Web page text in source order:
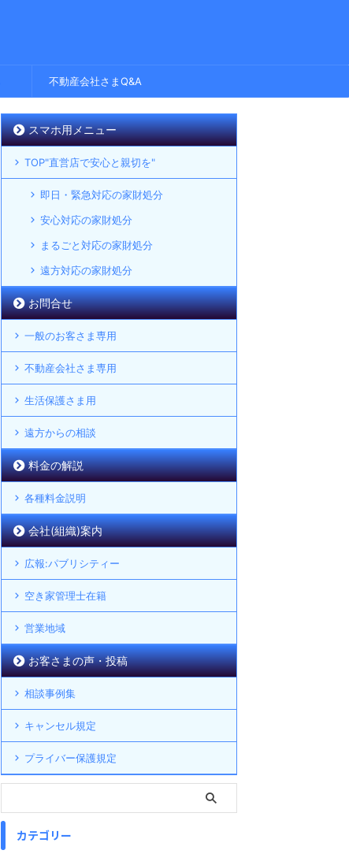
不動産会社さまQ&A
スマホ用メニュー
TOP"直営店で安心と親切を"
即日・緊急対応の家財処分
安心対応の家財処分
まるごと対応の家財処分
遠方対応の家財処分
お問合せ
一般のお客さま専用
不動産会社さま専用
生活保護さま用
遠方からの相談
料金の解説
各種料金説明
会社(組織)案内
広報:パブリシティー
空き家管理士在籍
営業地域
お客さまの声・投稿
相談事例集
キャンセル規定
プライバー保護規定
カテゴリー